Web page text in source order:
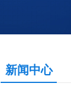
新闻中心